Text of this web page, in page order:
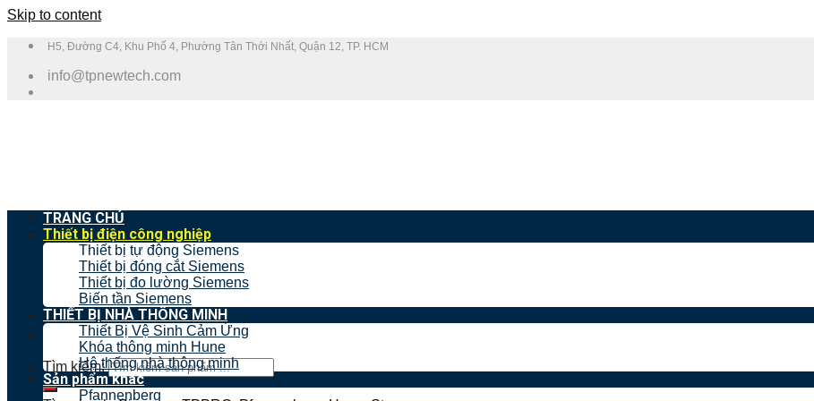
Skip to content
H5, Đường C4, Khu Phố 4, Phường Tân Thới Nhất, Quận 12, TP. HCM
info@tpnewtech.com
Tìm kiếm:
TRANG CHỦ
Thiết bị điện công nghiệp
Thiết bị tự động Siemens
Thiết bị đóng cắt Siemens
Thiết bị đo lường Siemens
Biến tần Siemens
THIẾT BỊ NHÀ THÔNG MINH
Thiết Bị Vệ Sinh Cảm Ứng
Khóa thông minh Hune
Hệ thống nhà thông minh
Sản phẩm khác
Pfannenberg